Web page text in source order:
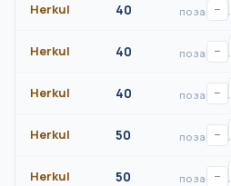
Herkul 40 по запросу
−
Herkul 40 по запросу
−
Herkul 40 по запросу
−
Herkul 50 по запросу
−
Herkul 50 по запросу
−